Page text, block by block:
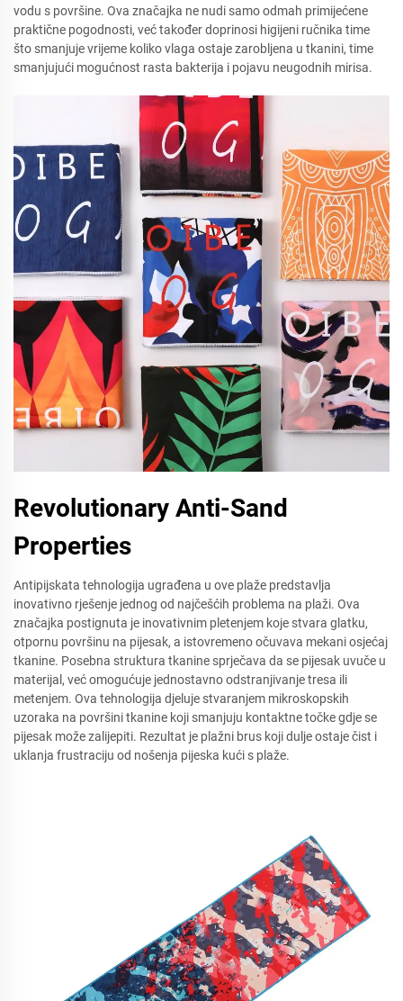
vodu s površine. Ova značajka ne nudi samo odmah primijećene
praktične pogodnosti, već također doprinosi higijeni ručnika time
što smanjuje vrijeme koliko vlaga ostaje zarobljena u tkanini, time
smanjujući mogućnost rasta bakterija i pojavu neugodnih mirisa.
Revolutionary Anti-Sand
Properties
Antipijskata tehnologija ugrađena u ove plaže predstavlja
inovativno rješenje jednog od najčešćih problema na plaži. Ova
značajka postignuta je inovativnim pletenjem koje stvara glatku,
otpornu površinu na pijesak, a istovremeno očuvava mekani osjećaj
tkanine. Posebna struktura tkanine sprječava da se pijesak uvuče u
materijal, već omogućuje jednostavno odstranjivanje tresa ili
metenjem. Ova tehnologija djeluje stvaranjem mikroskopskih
uzoraka na površini tkanine koji smanjuju kontaktne točke gdje se
pijesak može zalijepiti. Rezultat je plažni brus koji dulje ostaje čist i
uklanja frustraciju od nošenja pijeska kući s plaže.